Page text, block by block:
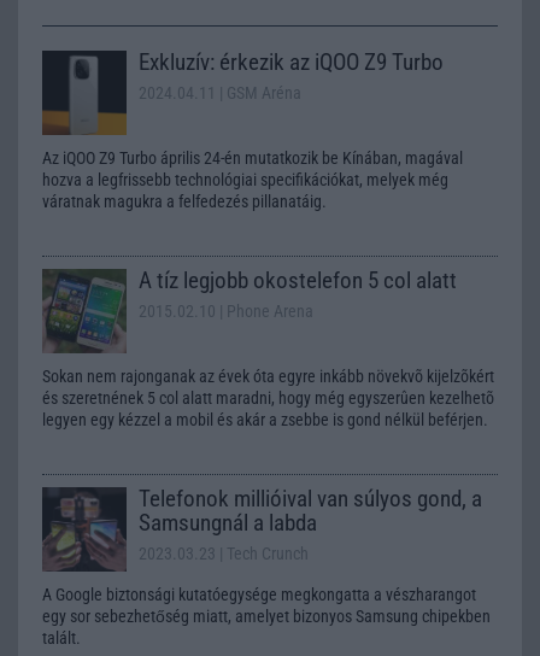
Exkluzív: érkezik az iQOO Z9 Turbo
2024.04.11 | GSM Aréna
Az iQOO Z9 Turbo április 24-én mutatkozik be Kínában, magával
hozva a legfrissebb technológiai specifikációkat, melyek még
váratnak magukra a felfedezés pillanatáig.
A tíz legjobb okostelefon 5 col alatt
2015.02.10 | Phone Arena
Sokan nem rajonganak az évek óta egyre inkább növekvõ kijelzõkért
és szeretnének 5 col alatt maradni, hogy még egyszerûen kezelhetõ
legyen egy kézzel a mobil és akár a zsebbe is gond nélkül beférjen.
Telefonok millióival van súlyos gond, a
Samsungnál a labda
2023.03.23 | Tech Crunch
A Google biztonsági kutatóegysége megkongatta a vészharangot
egy sor sebezhetőség miatt, amelyet bizonyos Samsung chipekben
talált.